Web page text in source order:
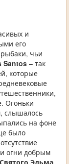
и
его
чьи
Santos– так
которые
Огоньки
слышалось
на фоне
было
огни добрым
Эльма